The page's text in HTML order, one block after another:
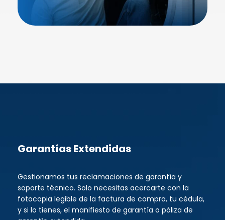
Garantías Extendidas
Gestionamos tus reclamaciones de garantía y
soporte técnico. Solo necesitas acercarte con la
fotocopia legible de la factura de compra, tu cédula,
y si lo tienes, el manifiesto de garantía o póliza de